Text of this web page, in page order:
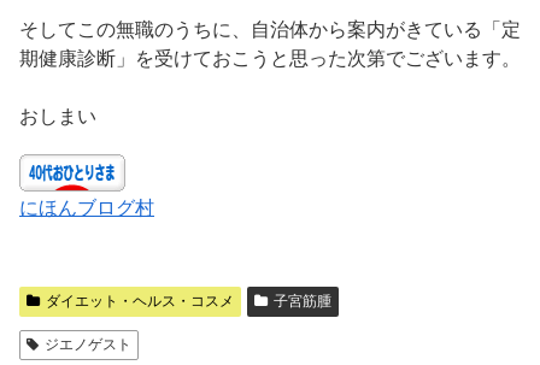
そしてこの無職のうちに、自治体から案内がきている「定
期健康診断」を受けておこうと思った次第でございます。
おしまい
にほんブログ村
ダイエット・ヘルス・コスメ 子宮筋腫
ジエノゲスト